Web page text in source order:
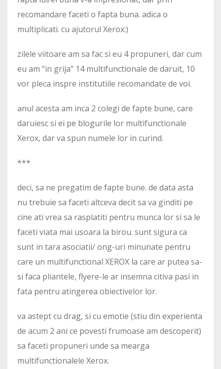
recomandare faceti o fapta buna. adica o
multiplicati. cu ajutorul Xerox:)
zilele viitoare am sa fac si eu 4 propuneri, dar cum
eu am “in grija” 14 multifunctionale de daruit, 10
vor pleca inspre institutiile recomandate de voi.
anul acesta am inca 2 colegi de fapte bune, care
daruiesc si ei pe blogurile lor multifunctionale
Xerox, dar va spun numele lor in curind.
***
deci, sa ne pregatim de fapte bune. de data asta
nu trebuie sa faceti altceva decit sa va ginditi pe
cine ati vrea sa rasplatiti pentru munca lor si sa le
faceti viata mai usoara la birou. sunt sigura ca
sunt in tara asociatii/ ong-uri minunate pentru
care un multifunctional XEROX la care ar putea sa-
si faca pliantele, flyere-le ar insemna citiva pasi in
fata pentru atingerea obiectivelor lor.
va astept cu drag, si cu emotie (stiu din experienta
de acum 2 ani ce povesti frumoase am descoperit)
sa faceti propuneri unde sa mearga
multifunctionalele Xerox.